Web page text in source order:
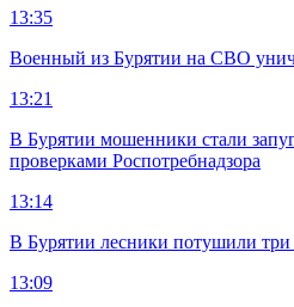
13:35
Военный из Бурятии на СВО
13:21
В Бурятии мошенники стали
проверками Роспотребнадзора
13:14
В Бурятии лесники потушили три
13:09